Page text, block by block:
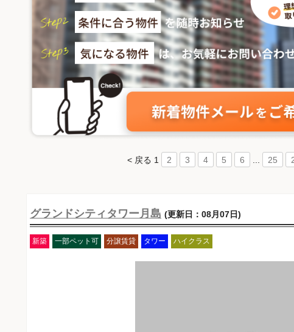
< 戻る 1 2 3 4 5 6 25
グランドシティタワー月島 (更新日：08月07日)
新築 一部ペット可 分譲賃貸 タワー ハイクラス